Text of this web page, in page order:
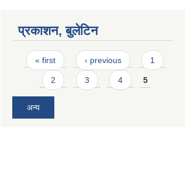
प्रकाशन, बुलेटिन
Pages
« first ‹ previous 1
2 3 4 5
अन्य